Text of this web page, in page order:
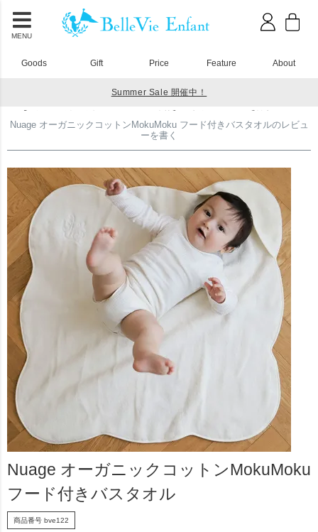
MENU
Goods Gift Price Feature About
Summer Sale 開催中！
Nuage オーガニックコットンMokuMoku フード付きバスタオルのレビュ
ーを書く
Nuage オーガニックコットンMokuMoku
フード付きバスタオル
商品番号 bve122